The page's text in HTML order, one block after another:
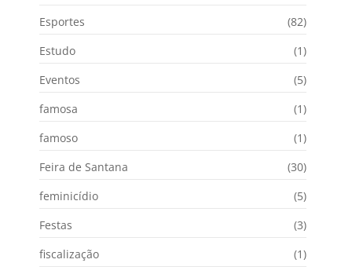
Esportes
(82)
Estudo
(1)
Eventos
(5)
famosa
(1)
famoso
(1)
Feira de Santana
(30)
feminicídio
(5)
Festas
(3)
fiscalização
(1)